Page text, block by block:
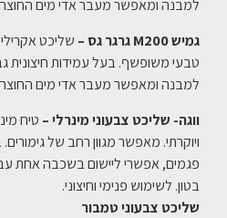
למבנה ומאפשר מעבר אדי מים החוצה.
גמיש M200 גרגר גס –
שליכט
טבעי משופשף. בעל עמידות חיצונית
למבנה ומאפשר מעבר אדי מים החוצה.
ווגה- שליכט צבעוני מינרלי – טיח
ויוקרתי. מאפשר מגוון רחב של
פגמים, אפשרי ליישום בשכבה אחת
בטון. לשימוש פנימי וחיצוני.
שליכט צבעוני טמבור